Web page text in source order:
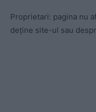
Proprietari: pagina nu
deține site-ul sau